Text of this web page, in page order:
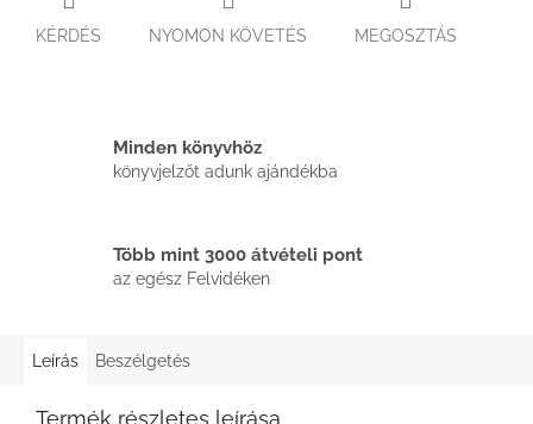
KÉRDÉS NYOMON KÖVETÉS MEGOSZTÁS
Minden könyvhöz
könyvjelzőt adunk ajándékba
Több mint 3000 átvételi pont
az egész Felvidéken
Leírás Beszélgetés
Termék részletes leírása